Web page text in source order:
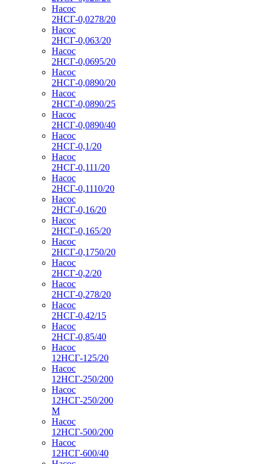
Насос
2НСГ-0,0278/20
Насос
2НСГ-0,063/20
Насос
2НСГ-0,0695/20
Насос
2НСГ-0,0890/20
Насос
2НСГ-0,0890/25
Насос
2НСГ-0,0890/40
Насос
2НСГ-0,1/20
Насос
2НСГ-0,111/20
Насос
2НСГ-0,1110/20
Насос
2НСГ-0,16/20
Насос
2НСГ-0,165/20
Насос
2НСГ-0,1750/20
Насос
2НСГ-0,2/20
Насос
2НСГ-0,278/20
Насос
2НСГ-0,42/15
Насос
2НСГ-0,85/40
Насос
12НСГ-125/20
Насос
12НСГ-250/200
Насос
12НСГ-250/200
М
Насос
12НСГ-500/200
Насос
12НСГ-600/40